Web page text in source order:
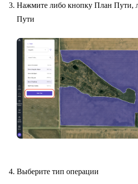
Нажмите либо кнопку План Пути,
Пути
Выберите тип операции